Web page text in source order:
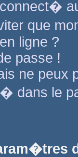
que
ligne ?
passe !
ne peux
dans le